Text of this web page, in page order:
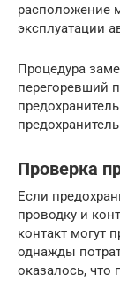
расположение
эксплуатации
Процедура
перегоревший
Проверка
Если
проводку и
контакт могут
однажды
оказалось, что